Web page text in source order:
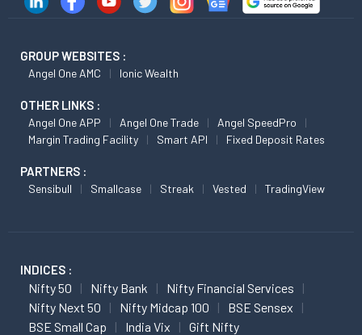
GROUP WEBSITES :
Angel One AMC Ionic Wealth
OTHER LINKS :
Angel One APP Angel One Trade
Angel SpeedPro
Margin Trading Facility
Smart API Fixed Deposit Rates
PARTNERS :
Sensibull Smallcase Streak Vested TradingView
INDICES :
Nifty 50 Nifty Bank
Nifty Financial Services
Nifty Next 50
Nifty Midcap 100
BSE Sensex
BSE Small Cap
India Vix Gift Nifty